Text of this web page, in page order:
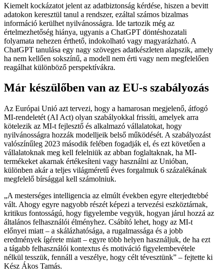
Kiemelt kockázatot jelent az adatbiztonság kérdése, hiszen a bevitt
adatokon keresztül tanul a rendszer, ezáltal számos bizalmas
információ kerülhet nyilvánosságra. Ide tartozik még az
értelmezhetőség hiánya, ugyanis a ChatGPT döntéshozatali
folyamata nehezen érthető, indokolható vagy magyarázható. A
ChatGPT tanulása egy nagy szöveges adatkészleten alapszik, amely
ha nem kellően sokszínű, a modell nem érti vagy nem megfelelően
reagálhat különböző perspektívákra.
Már készülőben van az EU-s szabályozás
Az Európai Unió azt tervezi, hogy a hamarosan megjelenő, átfogó
MI-rendeletét (AI Act) olyan szabályokkal frissíti, amelyek arra
kötelezik az MI-t fejlesztő és alkalmazó vállalatokat, hogy
nyilvánosságra hozzák modelljeik belső működését. A szabályozást
valószínűleg 2023 második felében fogadják el, és ezt követően a
vállalatoknak meg kell felelniük az abban foglaltaknak, ha MI-
termékeket akarnak értékesíteni vagy használni az Unióban,
különben akár a teljes világméretű éves forgalmuk 6 százalékának
megfelelő bírsággal kell számolniuk.
A mesterséges intelligencia az elmúlt években egyre elterjedtebbé
vált. Ahogy egyre nagyobb részét képezi a tervezési eszköztárnak,
kritikus fontosságú, hogy figyelembe vegyük, hogyan járul hozzá az
általános felhasználói élményhez. Csábító lehet, hogy az MI-t
előnyei miatt – a skálázhatósága, a rugalmassága és a jobb
eredmények ígérete miatt – egyre több helyen használjuk, de ha ezt
a tágabb felhasználói kontextus és motiváció figyelembevétele
nélkül tesszük, fennáll a veszélye, hogy célt tévesztünk
– fejtette ki
Kész Ákos Tamás.